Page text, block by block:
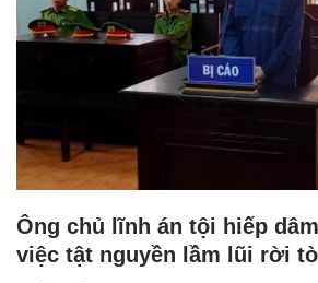
Ông chủ lĩnh án tội hiếp
việc tật nguyền lầm lũi rời